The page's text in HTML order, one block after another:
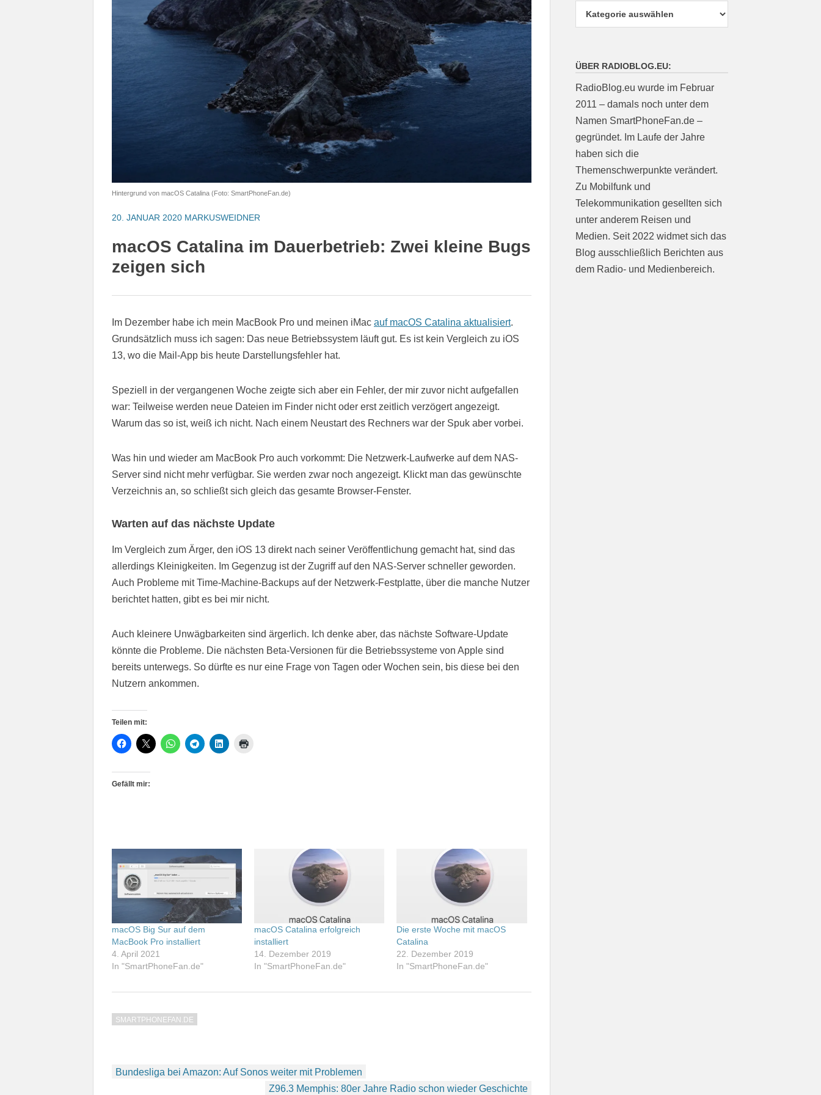
Hintergrund von macOS Catalina (Foto: SmartPhoneFan.de)
20. JANUAR 2020 MARKUSWEIDNER
macOS Catalina im Dauerbetrieb: Zwei kleine Bugs
zeigen sich
Im Dezember habe ich mein MacBook Pro und meinen iMac auf macOS Catalina aktualisiert.
Grundsätzlich muss ich sagen: Das neue Betriebssystem läuft gut. Es ist kein Vergleich zu iOS
13, wo die Mail-App bis heute Darstellungsfehler hat.
Speziell in der vergangenen Woche zeigte sich aber ein Fehler, der mir zuvor nicht aufgefallen
war: Teilweise werden neue Dateien im Finder nicht oder erst zeitlich verzögert angezeigt.
Warum das so ist, weiß ich nicht. Nach einem Neustart des Rechners war der Spuk aber vorbei.
Was hin und wieder am MacBook Pro auch vorkommt: Die Netzwerk-Laufwerke auf dem NAS-
Server sind nicht mehr verfügbar. Sie werden zwar noch angezeigt. Klickt man das gewünschte
Verzeichnis an, so schließt sich gleich das gesamte Browser-Fenster.
Warten auf das nächste Update
Im Vergleich zum Ärger, den iOS 13 direkt nach seiner Veröffentlichung gemacht hat, sind das
allerdings Kleinigkeiten. Im Gegenzug ist der Zugriff auf den NAS-Server schneller geworden.
Auch Probleme mit Time-Machine-Backups auf der Netzwerk-Festplatte, über die manche Nutzer
berichtet hatten, gibt es bei mir nicht.
Auch kleinere Unwägbarkeiten sind ärgerlich. Ich denke aber, das nächste Software-Update
könnte die Probleme. Die nächsten Beta-Versionen für die Betriebssysteme von Apple sind
bereits unterwegs. So dürfte es nur eine Frage von Tagen oder Wochen sein, bis diese bei den
Nutzern ankommen.
Teilen mit:
Gefällt mir:
macOS Big Sur auf dem
MacBook Pro installiert
4. April 2021
In "SmartPhoneFan.de"
macOS Catalina erfolgreich
installiert
14. Dezember 2019
In "SmartPhoneFan.de"
Die erste Woche mit macOS
Catalina
22. Dezember 2019
In "SmartPhoneFan.de"
SMARTPHONEFAN.DE
Beitragsnavigation
Bundesliga bei Amazon: Auf Sonos weiter mit Problemen
Z96.3 Memphis: 80er Jahre Radio schon wieder Geschichte
ÜBER RADIOBLOG.EU:
RadioBlog.eu wurde im Februar
2011 – damals noch unter dem
Namen SmartPhoneFan.de –
gegründet. Im Laufe der Jahre
haben sich die
Themenschwerpunkte verändert.
Zu Mobilfunk und
Telekommunikation gesellten sich
unter anderem Reisen und
Medien. Seit 2022 widmet sich das
Blog ausschließlich Berichten aus
dem Radio- und Medienbereich.